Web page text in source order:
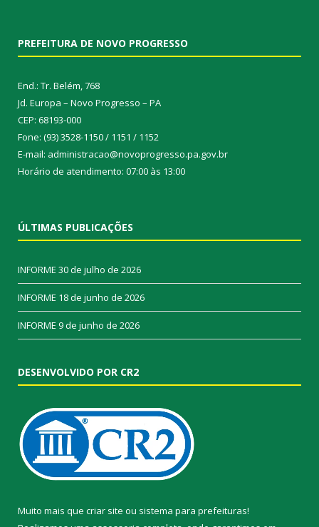
PREFEITURA DE NOVO PROGRESSO
End.: Tr. Belém, 768
Jd. Europa – Novo Progresso – PA
CEP: 68193-000
Fone: (93) 3528-1150 / 1151 / 1152
E-mail: administracao@novoprogresso.pa.gov.br
Horário de atendimento: 07:00 às 13:00
ÚLTIMAS PUBLICAÇÕES
INFORME 30 de julho de 2026
INFORME 18 de junho de 2026
INFORME 9 de junho de 2026
DESENVOLVIDO POR CR2
Muito mais que criar site ou sistema para prefeituras!